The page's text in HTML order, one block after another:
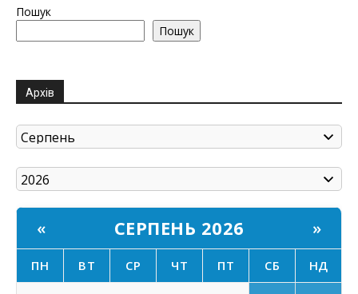
Пошук
Пошук
Архів
« СЕРПЕНЬ 2026 »
ПН ВТ СР ЧТ ПТ СБ НД